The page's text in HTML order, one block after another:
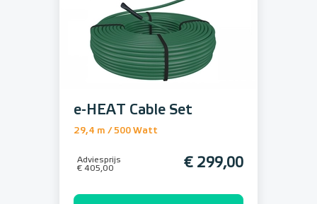
e-HEAT Cable Set
29,4 m / 500 Watt
Adviesprijs
€ 405,00
€ 299,00